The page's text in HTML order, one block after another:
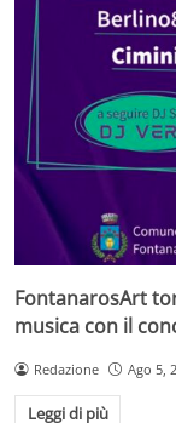
FontanarosArt
musica con il
Redazione Ago 5,
Leggi di più